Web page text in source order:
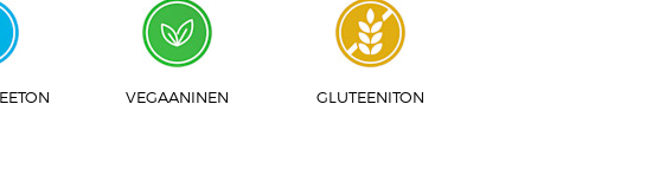
VEGAANINEN GLUTEENITON